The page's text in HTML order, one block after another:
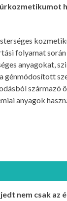
folyamat
anyagokat,
génmódosított
származó
anyagok
nem csak az